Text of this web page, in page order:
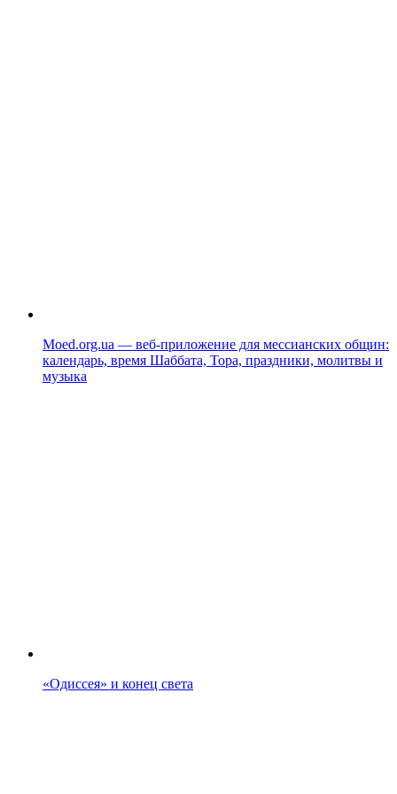
Moed.org.ua — веб-приложение для мессианских общин:
календарь, время Шаббата, Тора, праздники, молитвы и
музыка
«Одиссея» и конец света